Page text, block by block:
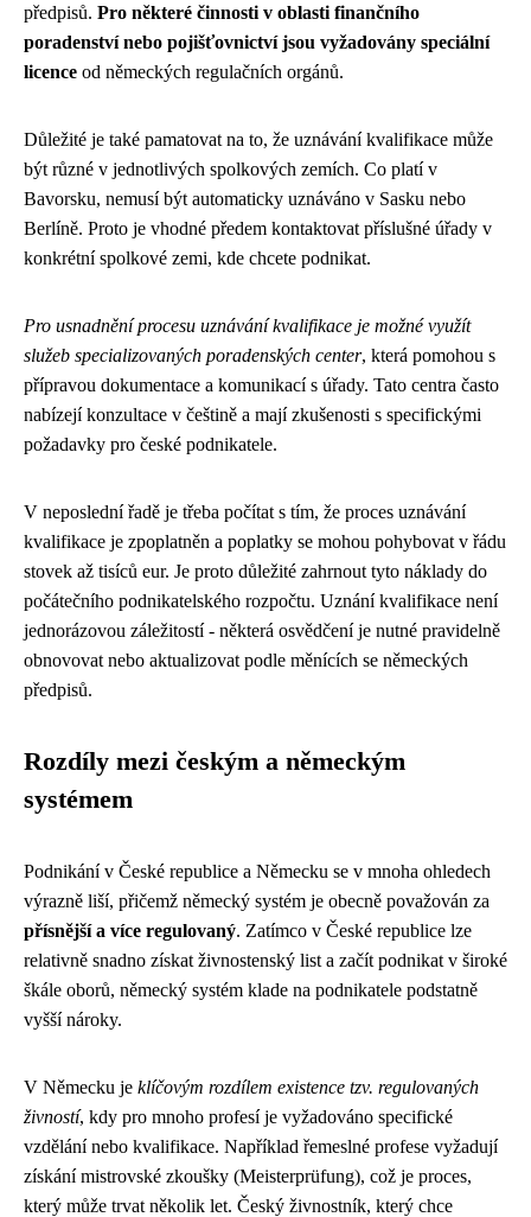
předpisů. Pro některé činnosti v oblasti finančního
poradenství nebo pojišťovnictví jsou vyžadovány speciální
licence od německých regulačních orgánů.
Důležité je také pamatovat na to, že uznávání kvalifikace může
být různé v jednotlivých spolkových zemích. Co platí v
Bavorsku, nemusí být automaticky uznáváno v Sasku nebo
Berlíně. Proto je vhodné předem kontaktovat příslušné úřady v
konkrétní spolkové zemi, kde chcete podnikat.
Pro usnadnění procesu uznávání kvalifikace je možné využít
služeb specializovaných poradenských center, která pomohou s
přípravou dokumentace a komunikací s úřady. Tato centra často
nabízejí konzultace v češtině a mají zkušenosti s specifickými
požadavky pro české podnikatele.
V neposlední řadě je třeba počítat s tím, že proces uznávání
kvalifikace je zpoplatněn a poplatky se mohou pohybovat v řádu
stovek až tisíců eur. Je proto důležité zahrnout tyto náklady do
počátečního podnikatelského rozpočtu. Uznání kvalifikace není
jednorázovou záležitostí - některá osvědčení je nutné pravidelně
obnovovat nebo aktualizovat podle měnících se německých
předpisů.
Rozdíly mezi českým a německým
systémem
Podnikání v České republice a Německu se v mnoha ohledech
výrazně liší, přičemž německý systém je obecně považován za
přísnější a více regulovaný. Zatímco v České republice lze
relativně snadno získat živnostenský list a začít podnikat v široké
škále oborů, německý systém klade na podnikatele podstatně
vyšší nároky.
V Německu je klíčovým rozdílem existence tzv. regulovaných
živností, kdy pro mnoho profesí je vyžadováno specifické
vzdělání nebo kvalifikace. Například řemeslné profese vyžadují
získání mistrovské zkoušky (Meisterprüfung), což je proces,
který může trvat několik let. Český živnostník, který chce